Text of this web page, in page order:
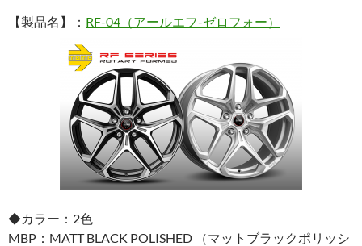
【製品名】： RF-04（アールエフ-ゼロフォー）
◆カラー：2色
MBP：MATT BLACK POLISHED （マットブラックポリッシ